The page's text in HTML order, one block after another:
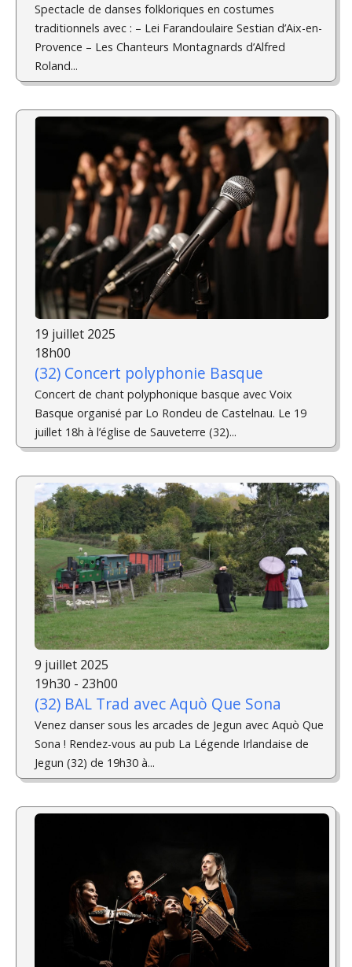
Spectacle de danses folkloriques en costumes
traditionnels avec : – Lei Farandoulaire Sestian d’Aix-en-
Provence – Les Chanteurs Montagnards d’Alfred
Roland...
19 juillet 2025
18h00
(32) Concert polyphonie Basque
Concert de chant polyphonique basque avec Voix
Basque organisé par Lo Rondeu de Castelnau. Le 19
juillet 18h à l’église de Sauveterre (32)...
9 juillet 2025
19h30 - 23h00
(32) BAL Trad avec Aquò Que Sona
Venez danser sous les arcades de Jegun avec Aquò Que
Sona ! Rendez-vous au pub La Légende Irlandaise de
Jegun (32) de 19h30 à...